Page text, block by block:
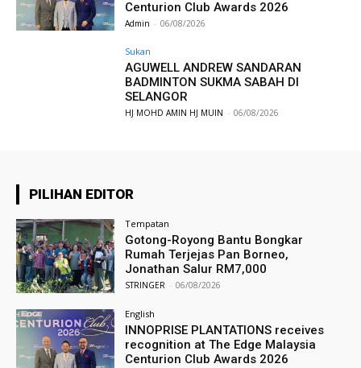
Centurion Club Awards 2026
Admin - 06/08/2026
Sukan
AGUWELL ANDREW SANDARAN
BADMINTON SUKMA SABAH DI
SELANGOR
HJ MOHD AMIN HJ MUIN - 06/08/2026
PILIHAN EDITOR
Tempatan
Gotong-Royong Bantu Bongkar
Rumah Terjejas Pan Borneo,
Jonathan Salur RM7,000
STRINGER - 06/08/2026
English
INNOPRISE PLANTATIONS receives
recognition at The Edge Malaysia
Centurion Club Awards 2026